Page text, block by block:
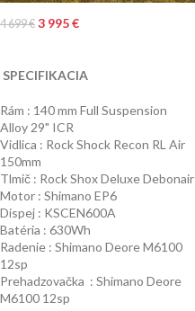
4 699€ 3 995€
SPECIFIKACIA
Rám : 140 mm Full Suspension
Alloy 29" ICR
Vidlica : Rock Shock Recon RL Air
150mm
Tlmič : Rock Shox Deluxe Debonair
Motor : Shimano EP6
Dispej : KSCEN600A
Batéria : 630Wh
Radenie : Shimano Deore M6100
12sp
Prehadzovačka : Shimano Deore
M6100 12sp